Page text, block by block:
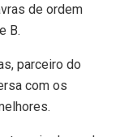
de ordem
B.
parceiro do
com os